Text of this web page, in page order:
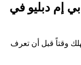
إم دبليو في
وقتاً قبل أن تعرف